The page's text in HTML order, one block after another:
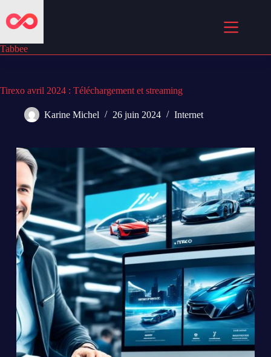
au
contenu
Tabbee
Tirexo avril 2024 : Téléchargement et streaming
Karine Michel 26 juin 2024 Internet